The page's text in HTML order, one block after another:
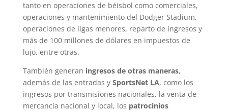
tanto en operaciones de béisbol como comerciales,
operaciones y mantenimiento del Dodger Stadium,
operaciones de ligas menores, reparto de ingresos y
más de 100 millones de dólares en impuestos de
lujo, entre otras.
También generan ingresos de otras maneras,
además de las entradas y SportsNet LA, como los
ingresos por transmisiones nacionales, la venta de
mercancía nacional y local, los patrocinios